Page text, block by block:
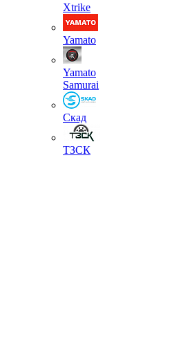
Xtrike
Yamato
Yamato
Samurai
Скад
ТЗСК